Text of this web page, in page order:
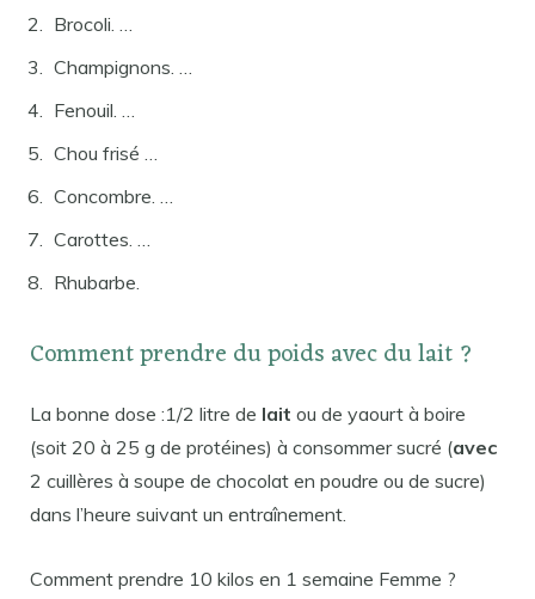
Brocoli. …
Champignons. …
Fenouil. …
Chou frisé …
Concombre. …
Carottes. …
Rhubarbe.
Comment prendre du poids avec du lait ?
La bonne dose :1/2 litre de lait ou de yaourt à boire
(soit 20 à 25 g de protéines) à consommer sucré (avec
2 cuillères à soupe de chocolat en poudre ou de sucre)
dans l’heure suivant un entraînement.
Comment prendre 10 kilos en 1 semaine Femme ?